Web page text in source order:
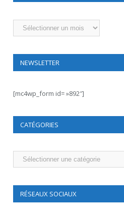
Archives
NEWSLETTER
[mc4wp_form id= »892″]
CATÉGORIES
Catégories
RÉSEAUX SOCIAUX